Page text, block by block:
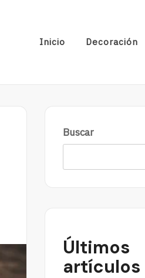
Inicio Decoración
Buscar
Últimos
artículos